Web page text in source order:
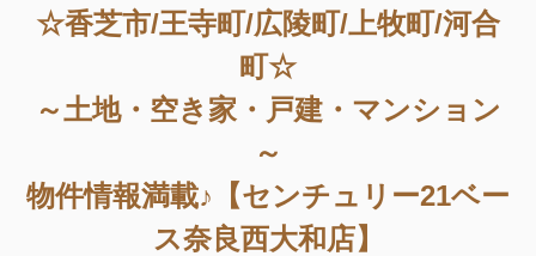
☆香芝市/王寺町/広陵町/上牧町/河合
町☆
～土地・空き家・戸建・マンション
～
物件情報満載♪【センチュリー21ベー
ス奈良西大和店】